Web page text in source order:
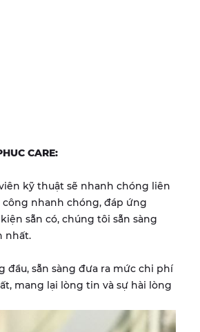
CARE:
kỹ thuật sẽ nhanh chóng liên
công nhanh chóng, đáp ứng
sẵn có, chúng tôi sẵn sàng
nhất.
đầu, sẵn sàng đưa ra mức chi phí
mang lại lòng tin và sự hài lòng